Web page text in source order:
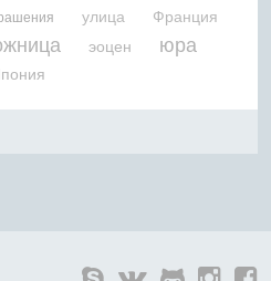
улица Франция
эоцен юра